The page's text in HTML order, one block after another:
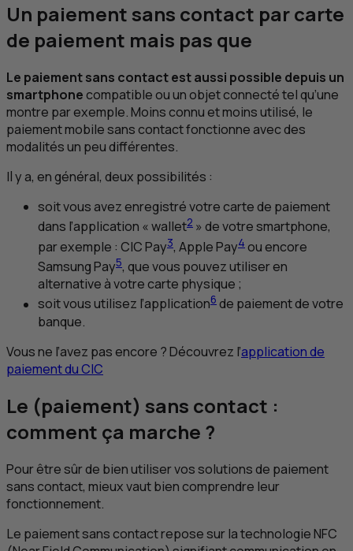
Un paiement sans contact par carte
de paiement mais pas que
Le paiement sans contact est aussi possible depuis un
smartphonecompatible ou un objet connecté tel qu’une
montre par exemple. Moins connu et moins utilisé, le
paiement mobile sans contact fonctionne avec des
modalités un peu différentes.
Il y a, en général, deux possibilités :
soit vous avez enregistré votre carte de paiement
dans l’application «wallet2 » de votre smartphone,
par exemple : CICPay3, Apple Pay4 ou encore
Samsung Pay5, que vous pouvez utiliser en
alternative à votre carte physique ;
soit vous utilisez l’application6 de paiement de votre
banque.
Vous ne l’avez pas encore ? Découvrez l’application de
paiement duCIC
Le (paiement) sans contact :
comment ça marche ?
Pour être sûr de bien utiliser vos solutions de paiement
sans contact, mieux vaut bien comprendre leur
fonctionnement.
Le paiement sans contact repose sur la technologieNFC